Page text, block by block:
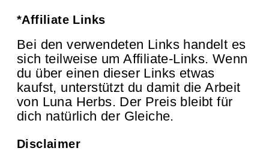
*Affiliate Links
Bei den verwendeten Links handelt es
sich teilweise um Affiliate-Links. Wenn
du über einen dieser Links etwas
kaufst, unterstützt du damit die Arbeit
von Luna Herbs. Der Preis bleibt für
dich natürlich der Gleiche.
Disclaimer